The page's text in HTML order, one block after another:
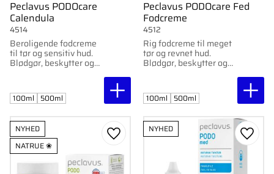
Peclavus PODOcare
Calendula
Beroligende fodcreme
til tør og sensitiv hud.
Blødgør, beskytter og
vegansk.
4514
100ml 500ml
Peclavus PODOcare Fed
Fodcreme
Rig fodcreme til meget
tør og revnet hud.
Blødgør, beskytter og
kamfer. NATRUE-
certificeret.
4512
100ml 500ml
NYHED
NATRUE ❀
Gem som favorit
NYHED
Gem